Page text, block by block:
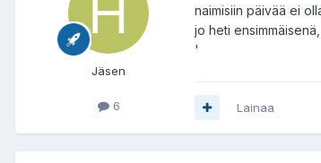
Jäsen
6
naimisiin päivää ei
jo heti
'
Lainaa